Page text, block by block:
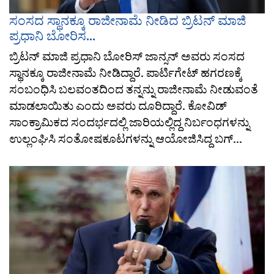
ಸಂಸದ ಸ್ಥಾನಕ್ಕೂ ರಾಜೀನಾಮೆ ನೀಡಿದ ಬ್ರಿಟನ್​ ಮಾಜಿ
ಪ್ರಧಾನಿ ಬೋರಿಸ...
ಬ್ರಿಟನ್​ ಮಾಜಿ ಪ್ರಧಾನಿ ಬೋರಿಸ್​ ಜಾನ್ಸನ್ ಅವರು ಸಂಸದ
ಸ್ಥಾನಕ್ಕೂ ರಾಜೀನಾಮೆ ನೀಡಿದ್ದಾರೆ. ಪಾರ್ಟಿಗೇಟ್ ಹಗರಣಕ್ಕೆ
ಸಂಬಂಧಿಸಿ ಬಲವಂತದಿಂದ ತನ್ನನ್ನು ರಾಜೀನಾಮೆ ನೀಡುವಂತೆ
ಮಾಡಲಾಯಿತು ಎಂದು ಅವರು ದೂರಿದ್ದಾರೆ. ಕೋವಿಡ್
ಸಾಂಕ್ರಾಮಿಕದ ಸಂದರ್ಭದಲ್ಲಿ ಜಾರಿಯಲ್ಲಿದ್ದ ನಿರ್ಬಂಧಗಳನ್ನು
ಉಲ್ಲಂಘಿಸಿ ಸಂತೋಷಕೂಟಗಳನ್ನು ಆಯೋಜಿಸಿದ್ದ ಬಗ್...